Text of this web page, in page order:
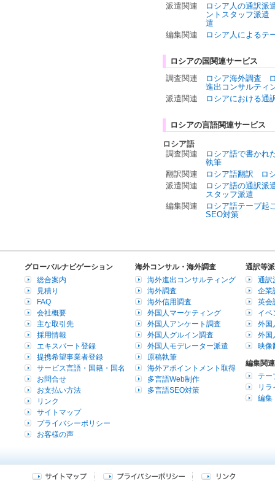
派遣関連
ロシア人の通訳派
ントスタッフ派遣
遣
編集関連
ロシア人によるテ
ロシアの国関連サービス
調査関連
ロシア海外調査
進出コンサルティ
派遣関連
ロシアにおける通
ロシアの言語関連サービス
ロシア語
調査関連
ロシア語で書かれ
執筆
翻訳関連
ロシア語翻訳
ロ
派遣関連
ロシア語の通訳派
スタッフ派遣
編集関連
ロシア語テープ起
SEO対策
グローバルナビゲーション
総合案内
見積り
FAQ
会社概要
主な取引先
採用情報
エキスパート登録
提携希望事業者登録
サービス言語・国籍・国名
お問合せ
お支払い方法
リンク
サイトマップ
プライバシーポリシー
お客様の声
海外コンサル・海外調査
海外進出コンサルティング
海外調査
海外信用調査
外国人マーケティング
外国人アンケート調査
外国人グルイン調査
外国人モデレーター派遣
原稿執筆
海外アポイントメント取得
多言語Web制作
多言語SEO対策
通訳等
通訳
企業
英会
イベ
外国
外国
映像
編集関連
テー
リラ
編集